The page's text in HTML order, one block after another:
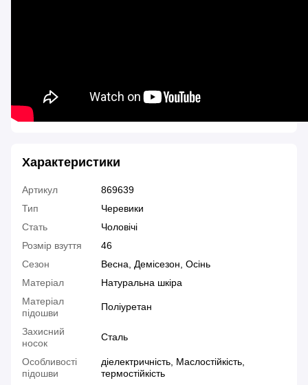
Характеристики
Артикул
869639
Тип
Черевики
Стать
Чоловічі
Розмір взуття
46
Сезон
Весна, Демісезон, Осінь
Матеріал
Натуральна шкіра
Матеріал
підошви
Поліуретан
Захисний
носок
Сталь
Особливості
підошви
діелектричність, Маслостійкість,
термостійкість